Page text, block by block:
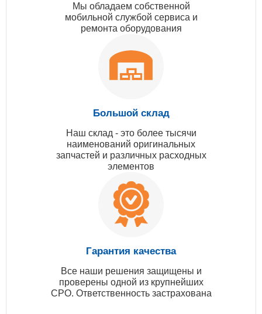
Мы обладаем собственной
мобильной службой сервиса и
ремонта оборудования
Большой склад
Наш склад - это более тысячи
наименований оригинальных
запчастей и различных расходных
элементов
Гарантия качества
Все наши решения защищены и
проверены одной из крупнейших
СРО. Ответственность застрахована